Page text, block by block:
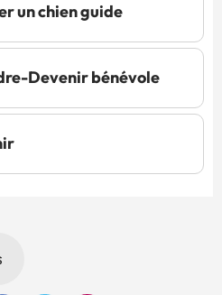
un chien guide
Devenir bénévole